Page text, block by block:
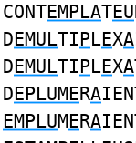
CONTEMPLATEU
DEMULTIPLEXA
DEMULTIPLEXA
DEPLUMERA
EMPLUMERA